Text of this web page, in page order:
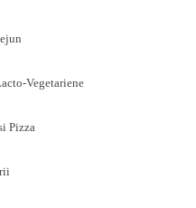
Vegetariene
Pizza